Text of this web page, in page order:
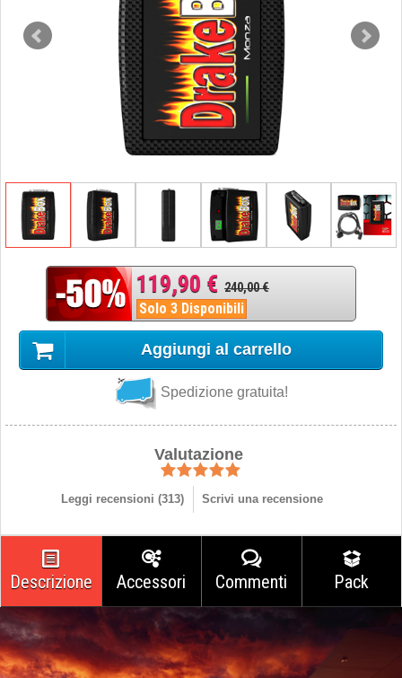
119,90 € 240,00 €
Solo 3 Disponibili
Aggiungi al carrello
Spedizione gratuita!
Valutazione
Leggi recensioni (313) Scrivi una recensione
Descrizione Accessori Commenti Pack